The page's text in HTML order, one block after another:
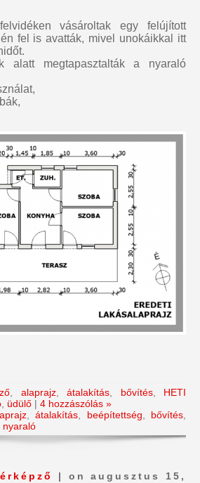
vásároltak egy felújított
fel is avatták, mivel unokáikkal itt
alatt megtapasztalták a nyaraló
alaprajz,átalakítás bővítés, HETI
üdülő | 4 hozzászólás »
,átalakítás beépítettség bővítés
nyaraló
| on augusztus 15,